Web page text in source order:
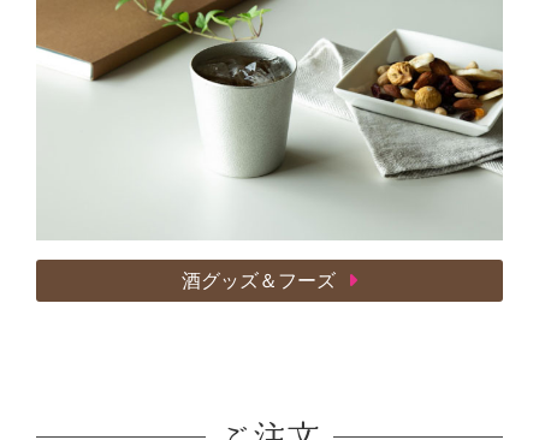
酒グッズ＆フーズ